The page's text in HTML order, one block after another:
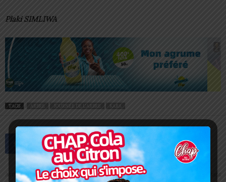
Plaki SIMLIWA
TAGS ARBRE JOURNÉE DE L'ARBRE KARA
Article précédent Article suivant